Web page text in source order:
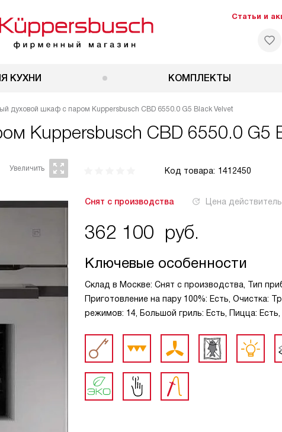
Статьи и
КУХНИ КОМПЛЕКТЫ
духовой шкаф с паром Kuppersbusch CBD 6550.0 G5 Black Velvet
Kuppersbusch CBD 6550.0 G5
Код товара: 1412450
Снят с производства Цена
362 100 руб.
Ключевые особенности
Склад в Москве: Снят с производства, Тип
Приготовление на пару 100%: Есть, Очистка:
режимов: 14, Большой гриль: Есть, Пицца: Есть,